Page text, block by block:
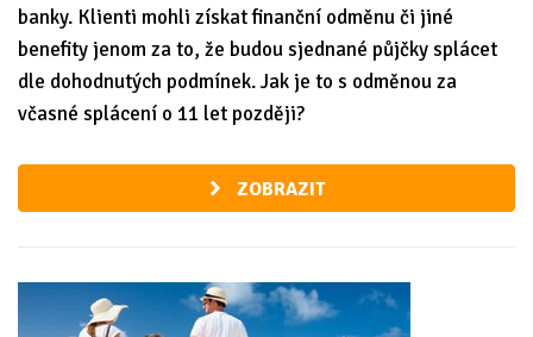
banky. Klienti mohli získat finanční odměnu či jiné
benefity jenom za to, že budou sjednané půjčky splácet
dle dohodnutých podmínek. Jak je to s odměnou za
včasné splácení o 11 let později?
ZOBRAZIT